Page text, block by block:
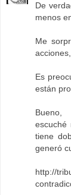
De
menos
Me
Es
están
Bueno,
escuché
tiene
generó
http://